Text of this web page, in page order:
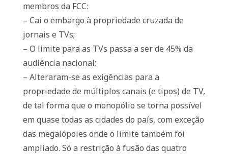
membros da FCC:
– Cai o embargo à propriedade cruzada de
jornais e TVs;
– O limite para as TVs passa a ser de 45% da
audiência nacional;
– Alteraram-se as exigências para a
propriedade de múltiplos canais (e tipos) de TV,
de tal forma que o monopólio se torna possível
em quase todas as cidades do país, com exceção
das megalópoles onde o limite também foi
ampliado. Só a restrição à fusão das quatro